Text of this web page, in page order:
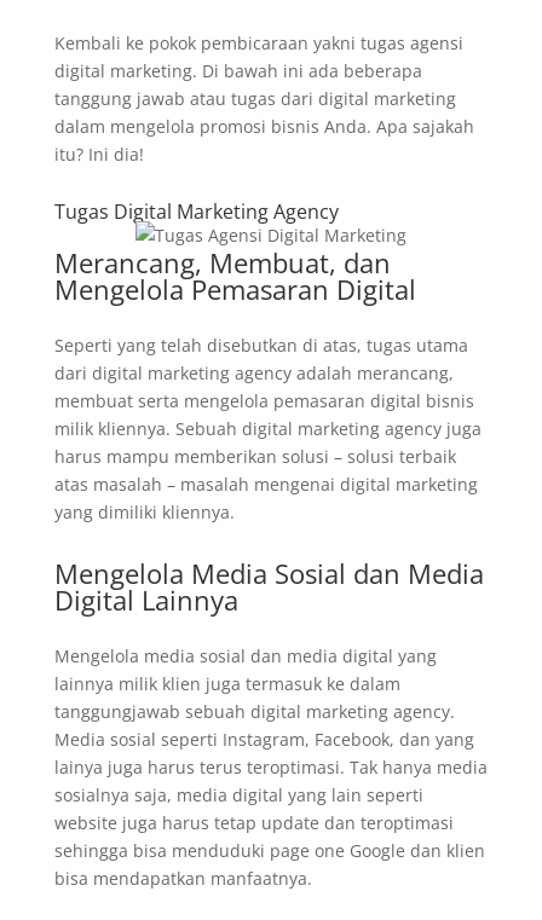
Kembali ke pokok pembicaraan yakni tugas agensi
digital marketing. Di bawah ini ada beberapa
tanggung jawab atau tugas dari digital marketing
dalam mengelola promosi bisnis Anda. Apa sajakah
itu? Ini dia!
Tugas Digital Marketing Agency
Merancang, Membuat, dan
Mengelola Pemasaran Digital
Seperti yang telah disebutkan di atas, tugas utama
dari digital marketing agency adalah merancang,
membuat serta mengelola pemasaran digital bisnis
milik kliennya. Sebuah digital marketing agency juga
harus mampu memberikan solusi – solusi terbaik
atas masalah – masalah mengenai digital marketing
yang dimiliki kliennya.
Mengelola Media Sosial dan Media
Digital Lainnya
Mengelola media sosial dan media digital yang
lainnya milik klien juga termasuk ke dalam
tanggungjawab sebuah digital marketing agency.
Media sosial seperti Instagram, Facebook, dan yang
lainya juga harus terus teroptimasi. Tak hanya media
sosialnya saja, media digital yang lain seperti
website juga harus tetap update dan teroptimasi
sehingga bisa menduduki page one Google dan klien
bisa mendapatkan manfaatnya.